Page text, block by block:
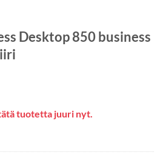
Desktop 850 business
tuotetta juuri nyt.